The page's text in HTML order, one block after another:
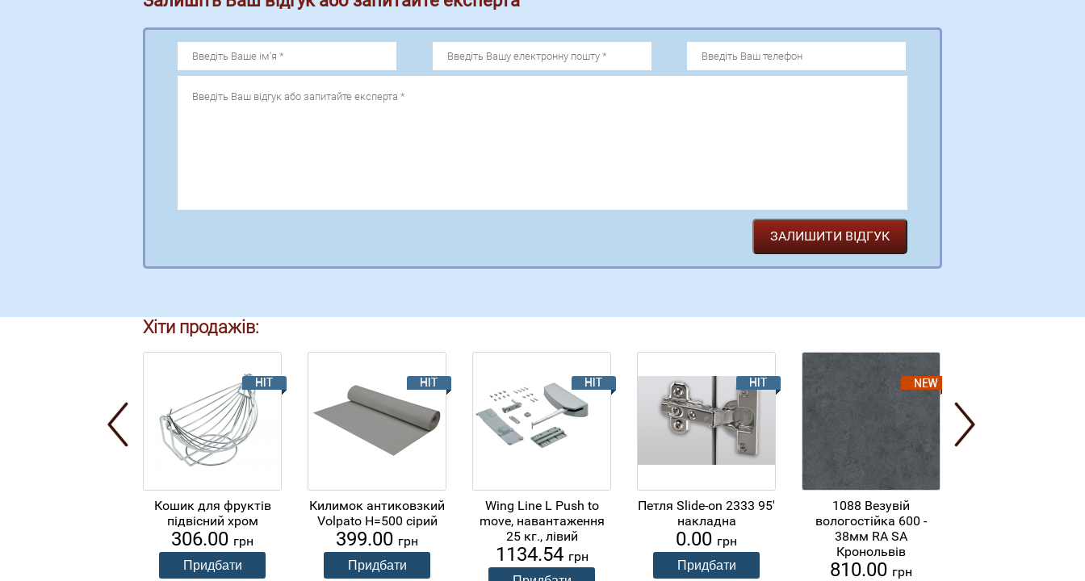
Хіти продажів:
Кошик для фруктів
підвісний хром
306.00 грн
Килимок антиковзкий
Volpato H=500 сірий
399.00 грн
Wing Line L Push to
move, навантаження
25 кг., лівий
1134.54 грн
Петля Slide-on 2333 95'
накладна
0.00 грн
1088 Везувій
вологостійка 600 -
38мм RA SA
Кронольвів
810.00 грн